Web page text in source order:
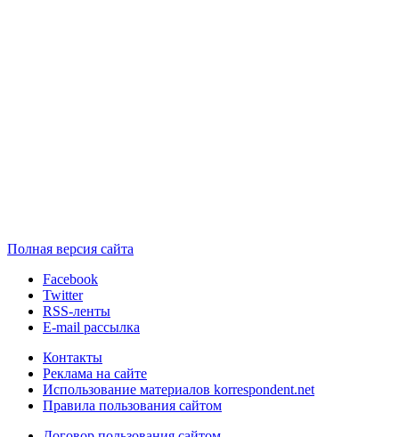
Полная версия сайта
Facebook
Twitter
RSS-ленты
E-mail рассылка
Контакты
Реклама на сайте
Использование материалов korrespondent.net
Правила пользования сайтом